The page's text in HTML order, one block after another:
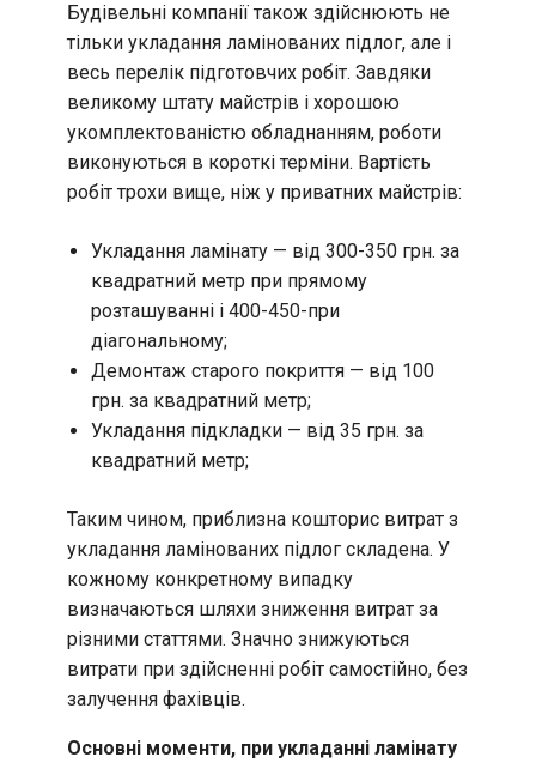
Будівельні компанії також здійснюють не
тільки укладання ламінованих підлог, але і
весь перелік підготовчих робіт. Завдяки
великому штату майстрів і хорошою
укомплектованістю обладнанням, роботи
виконуються в короткі терміни. Вартість
робіт трохи вище, ніж у приватних майстрів:
Укладання ламінату — від 300-350 грн. за
квадратний метр при прямому
розташуванні і 400-450-при
діагональному;
Демонтаж старого покриття — від 100
грн. за квадратний метр;
Укладання підкладки — від 35 грн. за
квадратний метр;
Таким чином, приблизна кошторис витрат з
укладання ламінованих підлог складена. У
кожному конкретному випадку
визначаються шляхи зниження витрат за
різними статтями. Значно знижуються
витрати при здійсненні робіт самостійно, без
залучення фахівців.
Основні моменти, при укладанні ламінату